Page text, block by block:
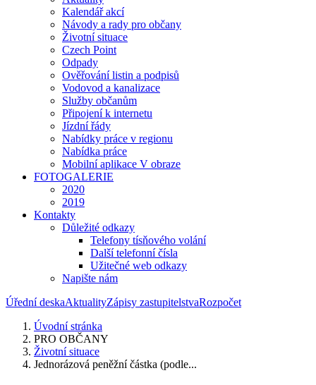
Kalendář akcí
Návody a rady pro občany
Životní situace
Czech Point
Odpady
Ověřování listin a podpisů
Vodovod a kanalizace
Služby občanům
Připojení k internetu
Jízdní řády
Nabídky práce v regionu
Nabídka práce
Mobilní aplikace V obraze
FOTOGALERIE
2020
2019
Kontakty
Důležité odkazy
Telefony tísňového volání
Další telefonní čísla
Užitečné web odkazy
Napište nám
Úřední deskaAktualityZápisy zastupitelstvaRozpočet
Úvodní stránka
PRO OBČANY
Životní situace
Jednorázová peněžní částka (podle...